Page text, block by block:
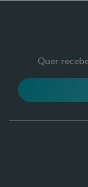
Quer